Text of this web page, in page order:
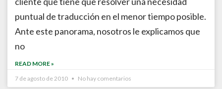
puntual de traducción en el menor tiempo posible.
Ante este panorama, nosotros le explicamos que
no
READ MORE »
7 de agosto de 2010
No hay comentarios